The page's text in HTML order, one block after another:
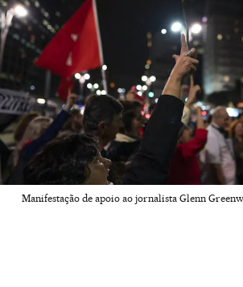
Manifestação de apoio ao jornalista Glenn